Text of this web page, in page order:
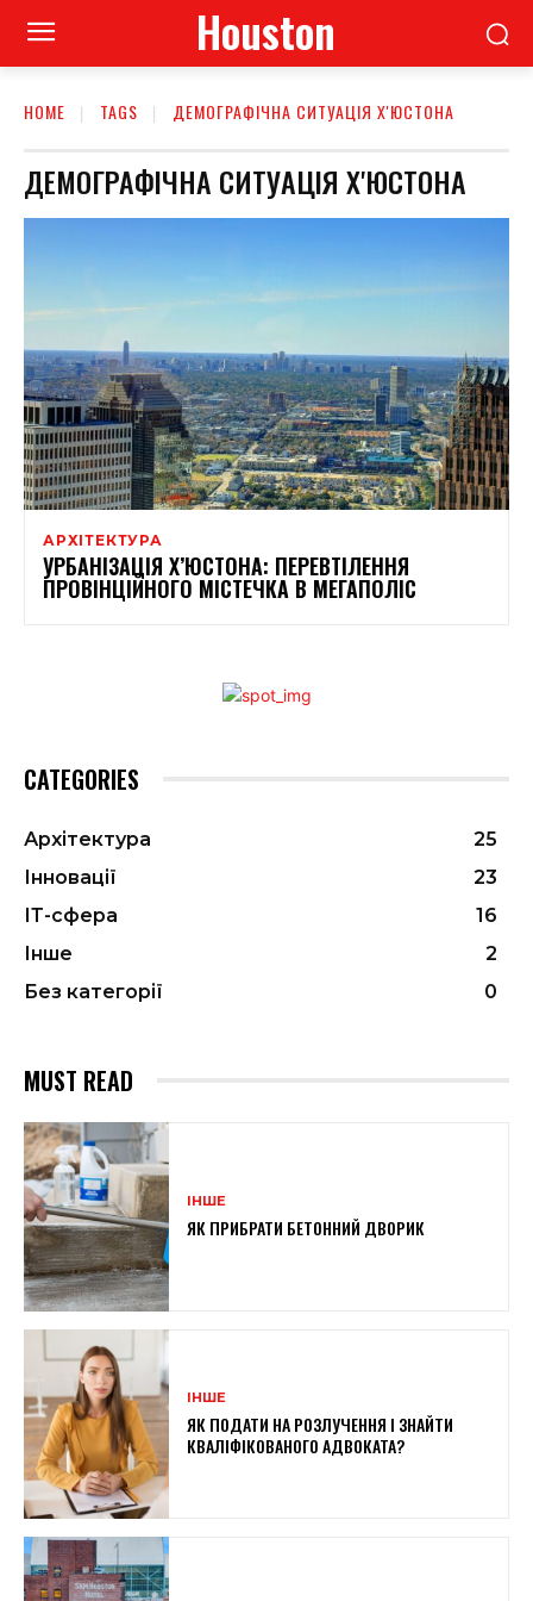
Houston
HOME TAGS ДЕМОГРАФІЧНА СИТУАЦІЯ Х'ЮСТОНА
ДЕМОГРАФІЧНА СИТУАЦІЯ Х'ЮСТОНА
АРХІТЕКТУРА
УРБАНІЗАЦІЯ Х’ЮСТОНА: ПЕРЕВТІЛЕННЯ
ПРОВІНЦІЙНОГО МІСТЕЧКА В МЕГАПОЛІС
CATEGORIES
Архітектура
25
Інновації
23
ІТ-сфера
16
Інше
2
Без категорії
0
MUST READ
ІНШЕ
ЯК ПРИБРАТИ БЕТОННИЙ ДВОРИК
ІНШЕ
ЯК ПОДАТИ НА РОЗЛУЧЕННЯ І ЗНАЙТИ
КВАЛІФІКОВАНОГО АДВОКАТА?